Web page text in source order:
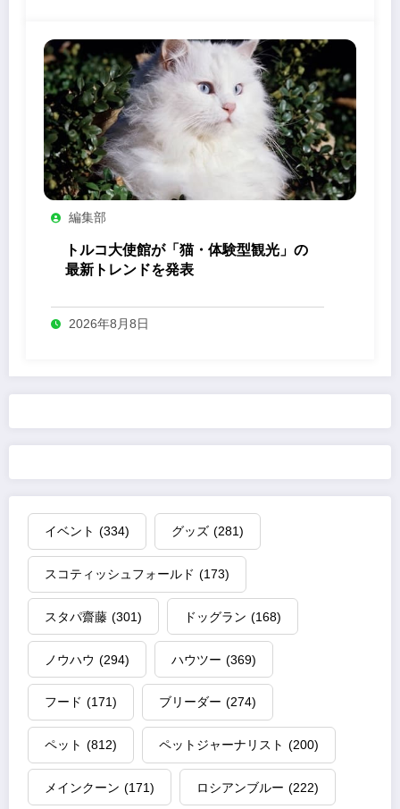
編集部
トルコ大使館が「猫・体験型観光」の
最新トレンドを発表
2026年8月8日
イベント (334) グッズ (281)
スコティッシュフォールド (173)
スタパ齋藤 (301) ドッグラン (168)
ノウハウ (294) ハウツー (369)
フード (171) ブリーダー (274)
ペット (812) ペットジャーナリスト (200)
メインクーン (171) ロシアンブルー (222)